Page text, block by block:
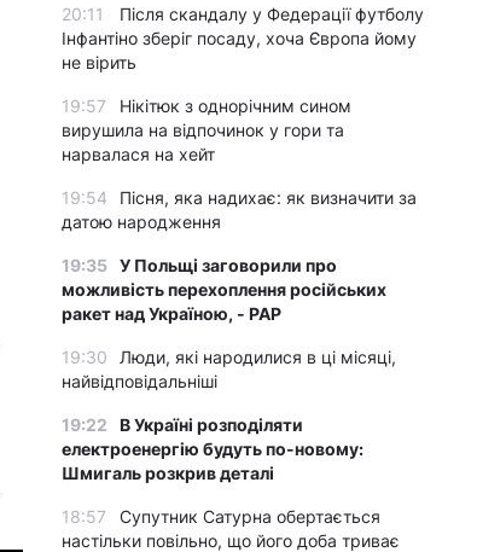
20:11
Після скандалу у Федерації футболу
Інфантіно зберіг посаду, хоча Європа йому
не вірить
19:57
Нікітюк з однорічним сином
вирушила на відпочинок у гори та
нарвалася на хейт
19:54
Пісня, яка надихає: як визначити за
датою народження
19:35 У Польщі заговорили про
можливість перехоплення російських
ракет над Україною, - PAP
19:30
Люди, які народилися в ці місяці,
найвідповідальніші
19:22
В Україні розподіляти
електроенергію будуть по-новому:
Шмигаль розкрив деталі
18:57
Супутник Сатурна обертається
настільки повільно, що його доба триває